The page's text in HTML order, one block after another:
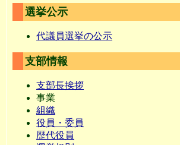
選挙公示
代議員選挙の公示
支部情報
支部長挨拶
事業
組織
役員・委員
歴代役員